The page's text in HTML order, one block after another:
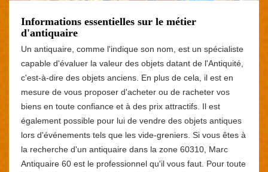
Informations essentielles sur le métier
d'antiquaire
Un antiquaire, comme l'indique son nom, est un spécialiste
capable d'évaluer la valeur des objets datant de l'Antiquité,
c'est-à-dire des objets anciens. En plus de cela, il est en
mesure de vous proposer d'acheter ou de racheter vos
biens en toute confiance et à des prix attractifs. Il est
également possible pour lui de vendre des objets antiques
lors d'événements tels que les vide-greniers. Si vous êtes à
la recherche d'un antiquaire dans la zone 60310, Marc
Antiquaire 60 est le professionnel qu'il vous faut. Pour toute